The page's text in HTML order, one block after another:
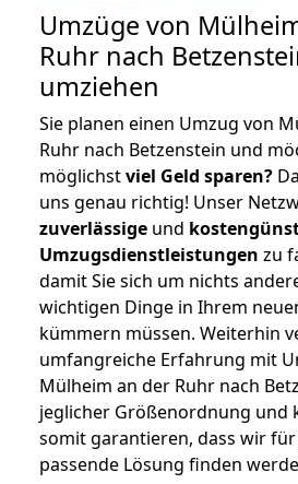
Umzüge von
Ruhr nach
umziehen
Sie planen einen Umzug von
Ruhr nach Betzenstein und
möglichstviel Geld sparen?
uns genau richtig! Unser
zuverlässige und
Umzugsdienstleistungen zu
damit Sie sich um nichts
wichtigen Dinge in Ihrem
kümmern müssen. Weiterhin
umfangreiche Erfahrung mit
Mülheim an der Ruhr nach
jeglicher Größenordnung und
somit garantieren, dass wir
passende Lösung finden